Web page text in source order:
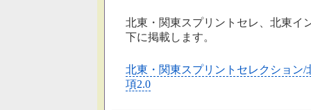
北東・関東スプリントセレ、北東イ
下に掲載します。
北東・関東スプリントセレクション/
項2.0